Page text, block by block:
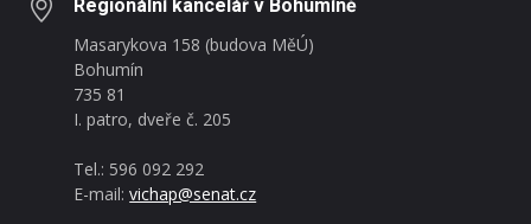
Regionální kancelář v Bohumíně
Masarykova 158 (budova MěÚ)
Bohumín
735 81
I. patro, dveře č. 205
Tel.: 596 092 292
E-mail:vichap@senat.cz